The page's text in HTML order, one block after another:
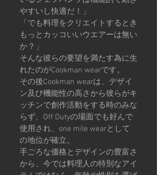
やすいし快適だ！」
「でも料理をクリエイトするとき
もっとカッコいいウエアーは無い
か？」
そんな彼らの要望を満たす為に生
れたのがCookman wearです。
その後Cookman wearは、デザイ
ン及び機能性の高さから彼らがキ
ッチンで創作活動をする時のみな
らず、Off Dutyの場面でも好んで
使用され、one mile wearとして
の地位が確立。
手ごろな価格とデザインの豊富さ
から、今では料理人の特別なアイ